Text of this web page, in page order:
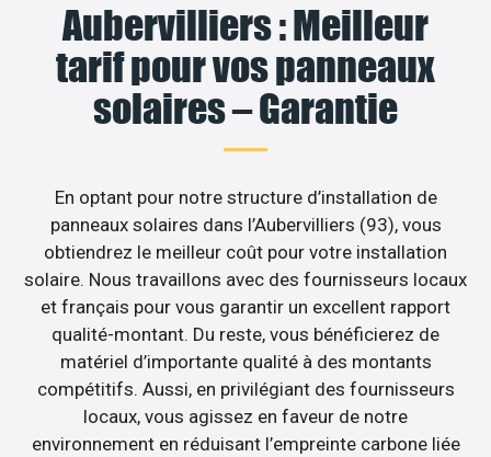
Aubervilliers : Meilleur
tarif pour vos panneaux
solaires – Garantie
En optant pour notre structure d’installation de
panneaux solaires dans l’Aubervilliers (93), vous
obtiendrez le meilleur coût pour votre installation
solaire. Nous travaillons avec des fournisseurs locaux
et français pour vous garantir un excellent rapport
qualité-montant. Du reste, vous bénéficierez de
matériel d’importante qualité à des montants
compétitifs. Aussi, en privilégiant des fournisseurs
locaux, vous agissez en faveur de notre
environnement en réduisant l’empreinte carbone liée